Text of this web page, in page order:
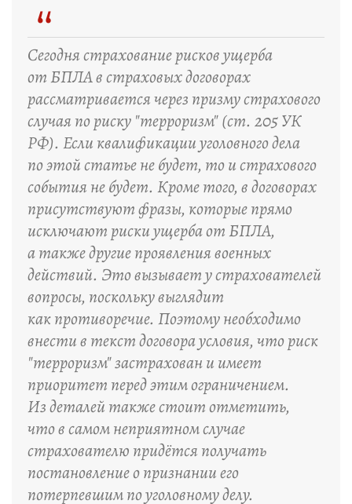
“
Сегодня страхование рисков ущерба
от БПЛА в страховых договорах
рассматривается через призму страхового
случая по риску "терроризм" (ст. 205 УК
РФ). Если квалификации уголовного дела
по этой статье не будет, то и страхового
события не будет. Кроме того, в договорах
присутствуют фразы, которые прямо
исключают риски ущерба от БПЛА,
а также другие проявления военных
действий. Это вызывает у страхователей
вопросы, поскольку выглядит
как противоречие. Поэтому необходимо
внести в текст договора условия, что риск
"терроризм" застрахован и имеет
приоритет перед этим ограничением.
Из деталей также стоит отметить,
что в самом неприятном случае
страхователю придётся получать
постановление о признании его
потерпевшим по уголовному делу.